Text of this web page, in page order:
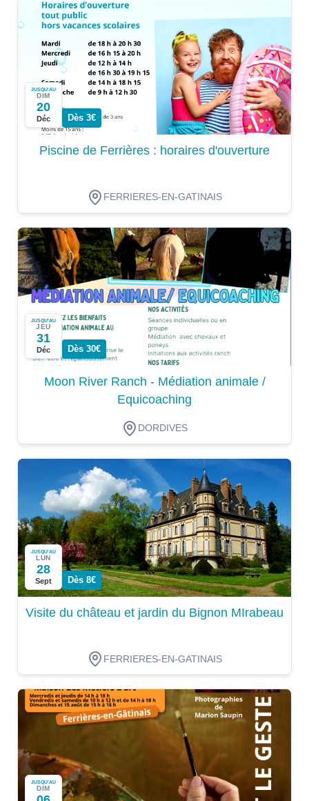
JUSQU'AU
DIM
20
Déc Dès 3€
Piscine de Ferrières : horaires d'ouverture
FERRIERES-EN-GATINAIS
JUSQU'AU
JEU
31
Déc Dès 30€
Moon River Ranch - Médiation animale /
Equicoaching
DORDIVES
JUSQU'AU
LUN
28
Sept Dès 8€
Visite du château et jardin du Bignon MIrabeau
FERRIERES-EN-GATINAIS
JUSQU'AU
DIM